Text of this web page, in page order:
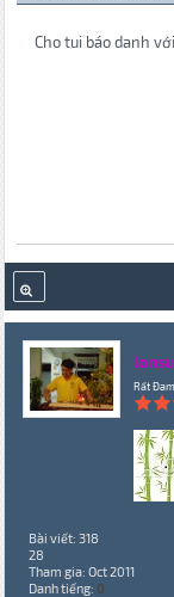
Cho tui báo danh
Rất
Bài viết: 318
28
Tham gia: Oct 2011
Danh tiếng: 0